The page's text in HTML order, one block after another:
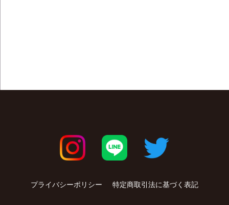
プライバシーポリシー 特定商取引法に基づく表記